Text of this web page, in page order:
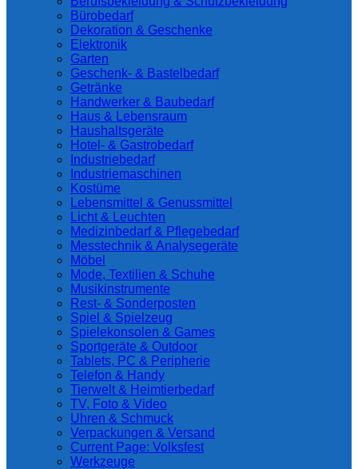
Bürobedarf
Dekoration & Geschenke
Elektronik
Garten
Geschenk- & Bastelbedarf
Getränke
Handwerker & Baubedarf
Haus & Lebensraum
Haushaltsgeräte
Hotel- & Gastrobedarf
Industriebedarf
Industriemaschinen
Kostüme
Lebensmittel & Genussmittel
Licht & Leuchten
Medizinbedarf & Pflegebedarf
Messtechnik & Analysegeräte
Möbel
Mode, Textilien & Schuhe
Musikinstrumente
Rest- & Sonderposten
Spiel & Spielzeug
Spielekonsolen & Games
Sportgeräte & Outdoor
Tablets, PC & Peripherie
Telefon & Handy
Tierwelt & Heimtierbedarf
TV, Foto & Video
Uhren & Schmuck
Verpackungen & Versand
Current Page: Volksfest
Werkzeuge